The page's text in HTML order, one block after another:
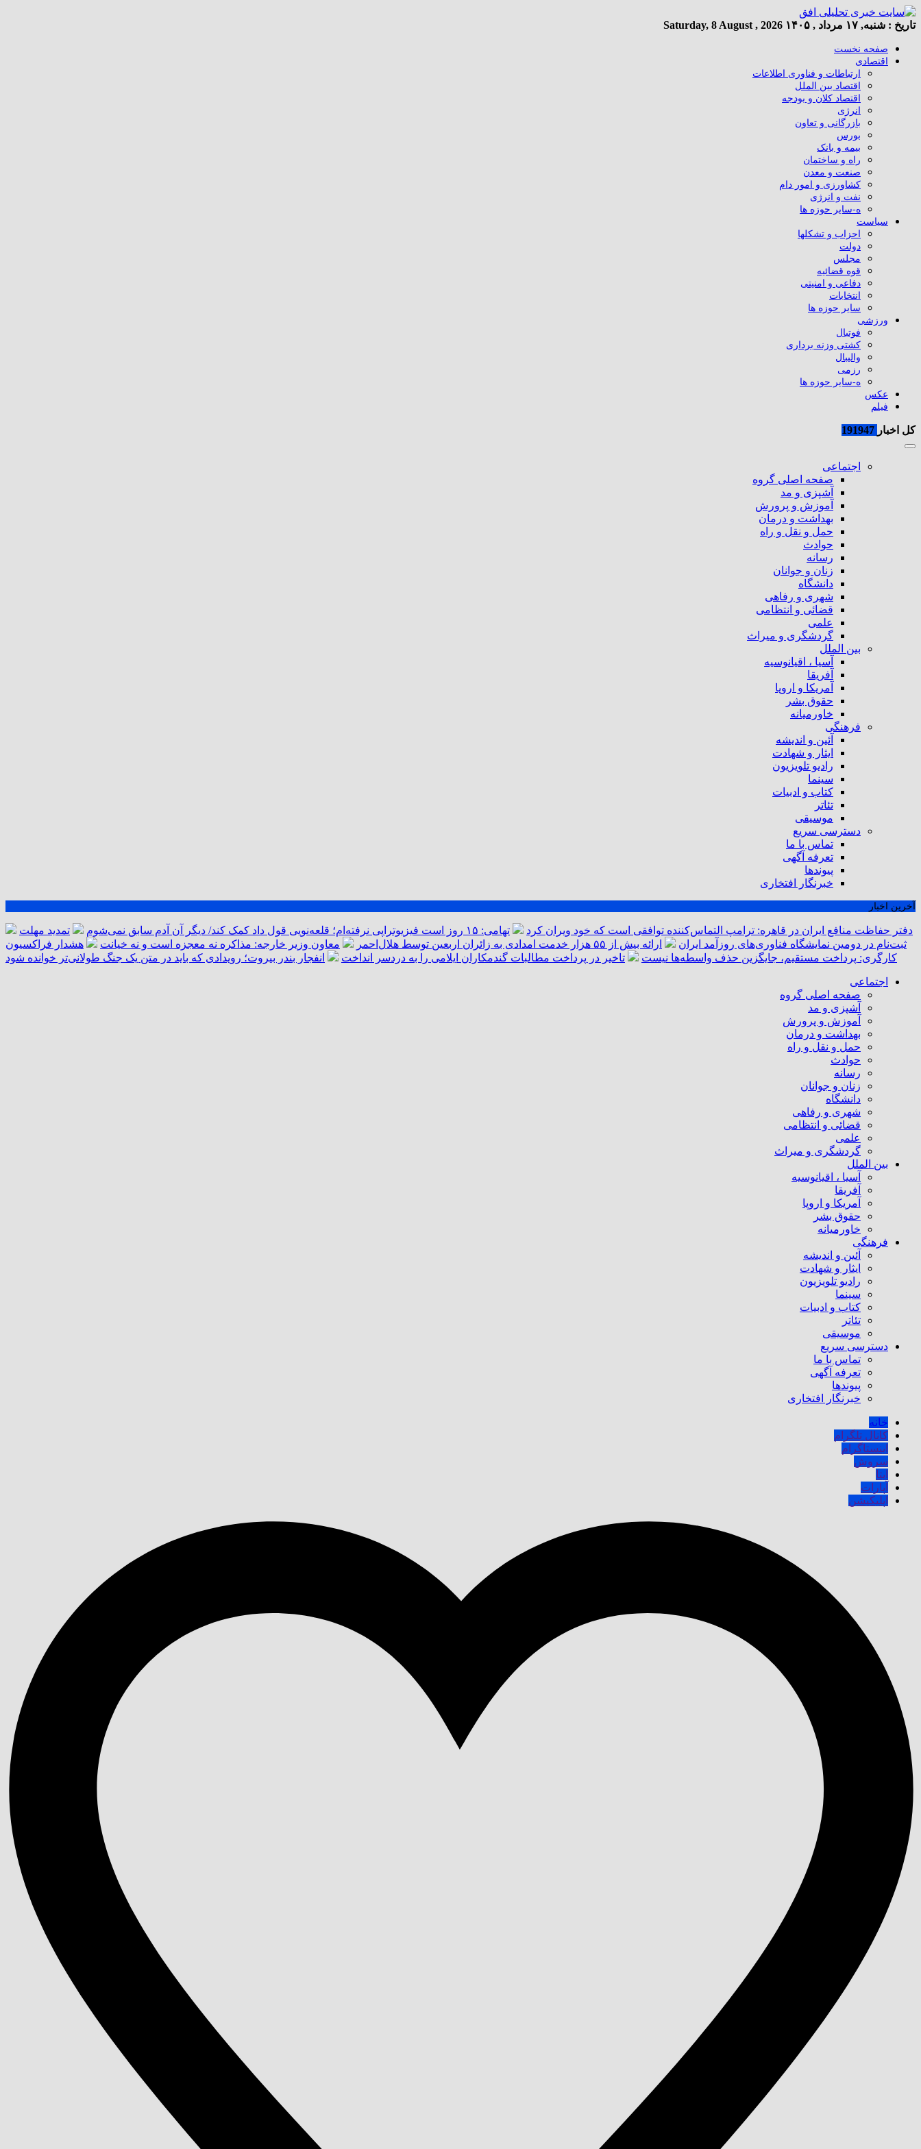
تاریخ : شنبه, ۱۷ مرداد , ۱۴۰۵ Saturday, 8 August , 2026
صفحه نخست
اقتصادی
ارتباطات و فناوری اطلاعات
اقتصاد بین الملل
اقتصاد کلان و بودجه
انرژی
بازرگانی و تعاون
بورس
بیمه و بانک
راه و ساختمان
صنعت و معدن
کشاورزی و امور دام
نفت و انرژی
ه-سایر حوزه ها
سیاست
احزاب و تشکلها
دولت
مجلس
قوه قضائیه
دفاعی و امنیتی
انتخابات
سایر حوزه ها
ورزشی
فوتبال
کشتی وزنه برداری
والیبال
رزمی
ه-سایر حوزه ها
عکس
فیلم
کل اخبار
اجتماعی
صفحه اصلی گروه
آشپزی و مد
آموزش و پرورش
بهداشت و درمان
حمل و نقل و راه
حوادث
رسانه
زنان و جوانان
دانشگاه
شهری و رفاهی
قضائی و انتظامی
علمی
گردشگری و میراث
بین الملل
آسیا ، اقیانوسیه
آفریقا
آمریکا و اروپا
حقوق بشر
خاورمیانه
فرهنگی
آئین و اندیشه
ایثار و شهادت
رادیو تلویزیون
سینما
کتاب و ادبیات
تئاتر
موسیقی
دسترسی سریع
تماس با ما
تعرفه آگهی
پیوندها
خبرنگار افتخاری
آخرین اخبار
دفتر حفاظت منافع ایران در قاهره: ترامپ التماس‌کننده توافقی است که خود ویران کرد تهامی: ۱۵ روز است فیزیوتراپی نرفته‌ام؛ قلعه‌نویی قول داد کمک کند/ دیگر آن آدم سابق نمی‌شوم
تمدید مهلت
ثبت‌نام در دومین نمایشگاه فناوری‌های روزآمد ایران
ارائه بیش از ۵۵ هزار خدمت امدادی به زائران اربعین توسط هلال‌احمر معاون وزیر خارجه: مذاکره نه معجزه است و نه خیانت
هشدار فراکسیون
کارگری: پرداخت مستقیم، جایگزین حذف واسطه‌ها نیست
تاخیر در پرداخت مطالبات گندمکاران ایلامی را به دردسر انداخت انفجار بندر بیروت؛ رویدادی که باید در متن یک جنگ طولانی‌تر خوانده شود
اجتماعی
صفحه اصلی گروه
آشپزی و مد
آموزش و پرورش
بهداشت و درمان
حمل و نقل و راه
حوادث
رسانه
زنان و جوانان
دانشگاه
شهری و رفاهی
قضائی و انتظامی
علمی
گردشگری و میراث
بین الملل
آسیا ، اقیانوسیه
آفریقا
آمریکا و اروپا
حقوق بشر
خاورمیانه
فرهنگی
آئین و اندیشه
ایثار و شهادت
رادیو تلویزیون
سینما
کتاب و ادبیات
تئاتر
موسیقی
دسترسی سریع
تماس با ما
تعرفه آگهی
پیوندها
خبرنگار افتخاری
خانه
کانال تلگرام
اینستاگرام
سروش
ایتا
آپارات
اپلیکیشن